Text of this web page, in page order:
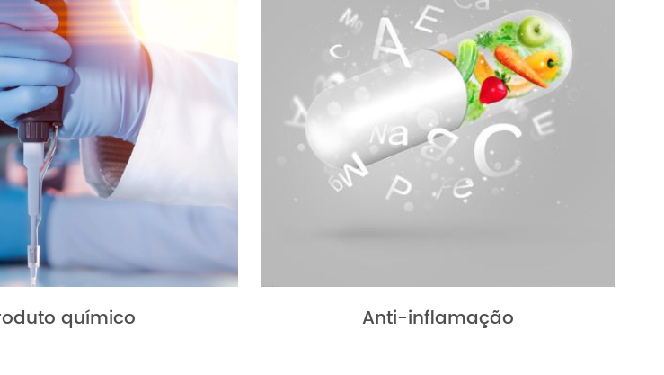
químico Anti-inflamação